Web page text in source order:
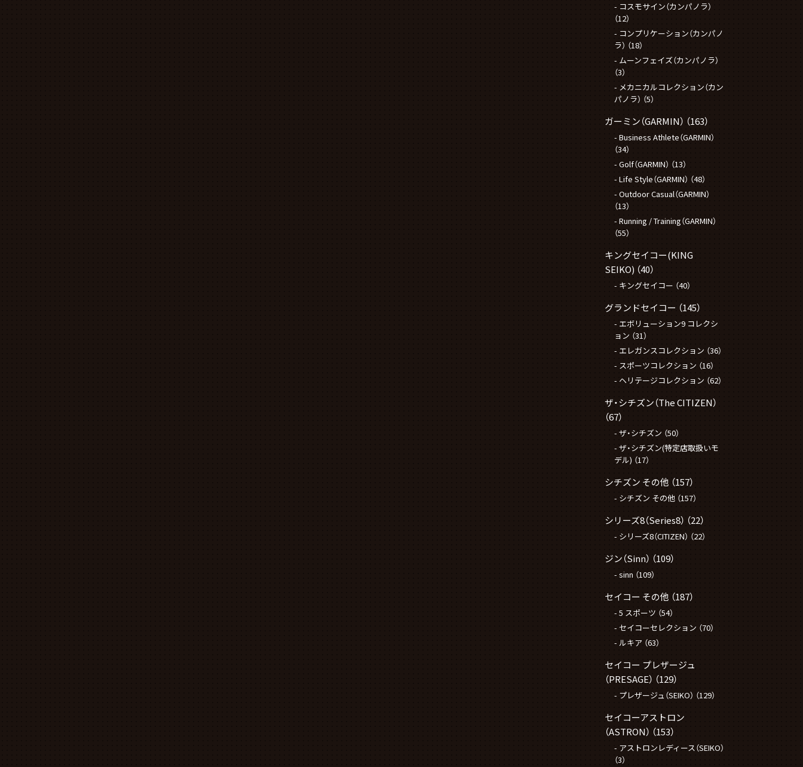
コスモサイン（カンパノラ）
（12）
コンプリケーション（カンパノ
ラ） （18）
ムーンフェイズ（カンパノラ）
（3）
メカニカルコレクション（カン
パノラ） （5）
ガーミン（GARMIN） （163）
Business Athlete（GARMIN）
（34）
Golf（GARMIN） （13）
Life Style（GARMIN） （48）
Outdoor Casual（GARMIN）
（13）
Running / Training（GARMIN）
（55）
キングセイコー(KING
SEIKO) （40）
キングセイコー （40）
グランドセイコー （145）
エボリューション9 コレクシ
ョン （31）
エレガンスコレクション （36）
スポーツコレクション （16）
ヘリテージコレクション （62）
ザ・シチズン（The CITIZEN）
（67）
ザ・シチズン （50）
ザ・シチズン(特定店取扱いモ
デル) （17）
シチズン その他 （157）
シチズン その他 （157）
シリーズ8（Series8） （22）
シリーズ8（CITIZEN） （22）
ジン（Sinn） （109）
sinn （109）
セイコー その他 （187）
5 スポーツ （54）
セイコーセレクション （70）
ルキア （63）
セイコー プレザージュ
（PRESAGE） （129）
プレザージュ（SEIKO） （129）
セイコーアストロン
（ASTRON） （153）
アストロンレディース（SEIKO）
（3）